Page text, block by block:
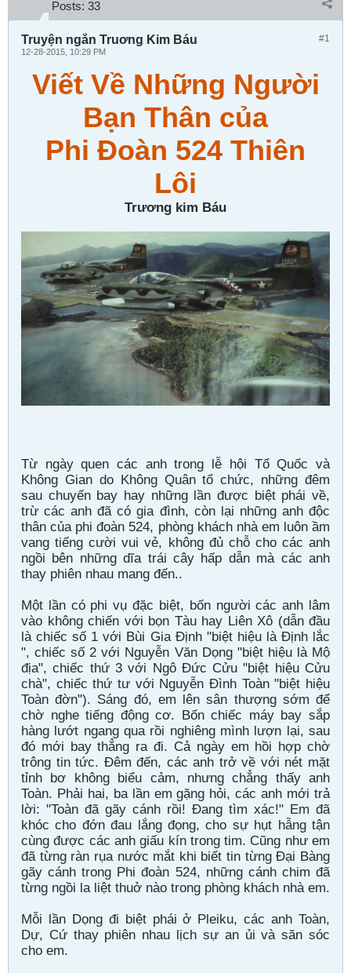
Posts: 33
#1
Truyện ngắn Truơng Kim Báu
12-28-2015, 10:29 PM
Viết Về Những Người
Bạn Thân của
Phi Đoàn 524 Thiên
Lôi
Trương kim Báu
Từ ngày quen các anh trong lễ hội Tổ Quốc và
Không Gian do Không Quân tổ chức, những đêm
sau chuyến bay hay những lần được biệt phái về,
trừ các anh đã có gia đình, còn lại những anh độc
thân của phi đoàn 524, phòng khách nhà em luôn ầm
vang tiếng cười vui vẻ, không đủ chỗ cho các anh
ngồi bên những dĩa trái cây hấp dẫn mà các anh
thay phiên nhau mang đến..
Một lần có phi vụ đặc biệt, bốn người các anh lâm
vào không chiến với bọn Tàu hay Liên Xô (dẫn đầu
là chiếc số 1 với Bùi Gia Định "biệt hiệu là Định lắc
", chiếc số 2 với Nguyễn Văn Dọng "biệt hiệu là Mộ
địa", chiếc thứ 3 với Ngô Đức Cửu "biệt hiệu Cửu
chà", chiếc thứ tư với Nguyễn Đình Toàn "biệt hiệu
Toàn đờn"). Sáng đó, em lên sân thượng sớm để
chờ nghe tiếng động cơ. Bốn chiếc máy bay sắp
hàng lướt ngang qua rồi nghiêng mình lượn lại, sau
đó mới bay thẳng ra đi. Cả ngày em hồi hợp chờ
trông tin tức. Đêm đến, các anh trở về với nét mặt
tỉnh bơ không biểu cảm, nhưng chẳng thấy anh
Toàn. Phải hai, ba lần em gặng hỏi, các anh mới trả
lời: "Toàn đã gãy cánh rồi! Đang tìm xác!" Em đã
khóc cho đớn đau lắng đọng, cho sự hụt hẫng tận
cùng được các anh giấu kín trong tim. Cũng như em
đã từng ràn rụa nước mắt khi biết tin từng Đại Bàng
gãy cánh trong Phi đoàn 524, những cánh chim đã
từng ngồi la liệt thuở nào trong phòng khách nhà em.
Mỗi lần Dọng đi biệt phái ở Pleiku, các anh Toàn,
Dự, Cứ thay phiên nhau lịch sự an ủi và săn sóc
cho em.